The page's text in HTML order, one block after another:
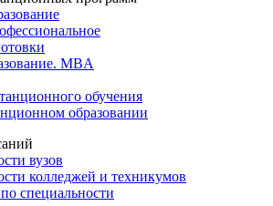
MBA
обучения
образовании
вузов
колледжей и техникумов
специальности